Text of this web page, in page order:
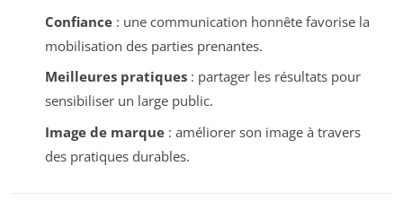
Confiance: une communication honnête favorise la
mobilisation des parties prenantes.
Meilleures pratiques: partager les résultats pour
sensibiliser un large public.
Image de marque: améliorer son image à travers
des pratiques durables.